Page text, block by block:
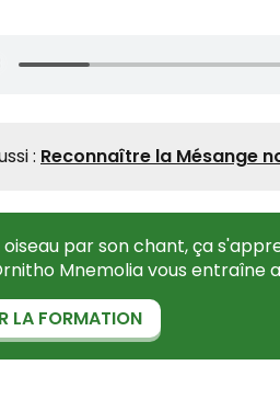
: Reconnaître la Mésange
par son chant, ça
Mnemolia vous entraîne
LA FORMATION